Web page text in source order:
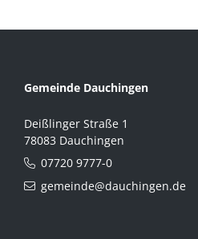
Gemeinde Dauchingen
Deißlinger Straße 1
78083 Dauchingen
07720 9777-0
gemeinde@dauchingen.de